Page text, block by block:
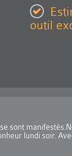
outil
sont
lundi soir.